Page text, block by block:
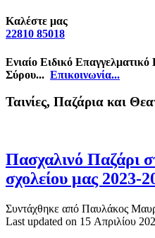
Καλέστε μας
22810 85018
Ενιαίο Ειδικό Επαγγελματικό
Σύρου... Επικοινωνία...
Ταινίες, Παζάρια και
Πασχαλινό Παζάρι
σχολείου μας 2023-
Συντάχθηκε από Παυλάκος
Last updated on 15 Απριλίου